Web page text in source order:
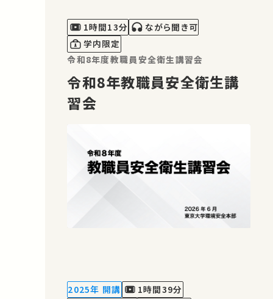
1時間13分
ながら聞き可
学内限定
令和8年度教職員安全衛生講習会
令和8年教職員安全衛生講
習会
2025年 開講
1時間39分